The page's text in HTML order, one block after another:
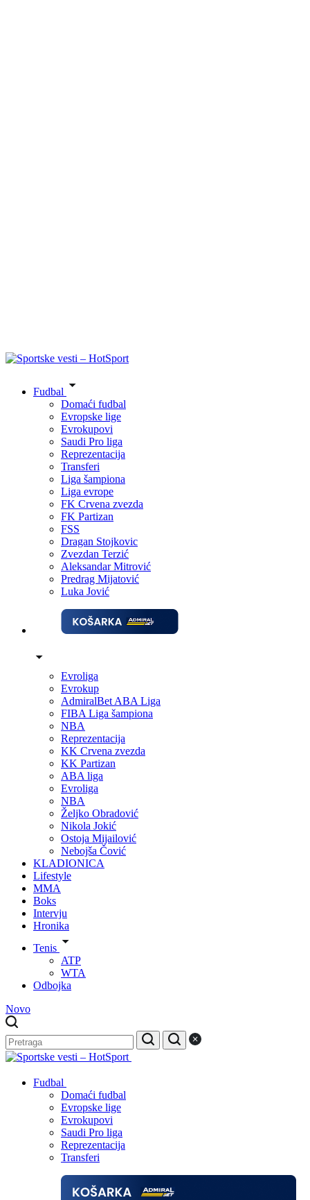
Fudbal
Domaći fudbal
Evropske lige
Evrokupovi
Saudi Pro liga
Reprezentacija
Transferi
Liga šampiona
Liga evrope
FK Crvena zvezda
FK Partizan
FSS
Dragan Stojkovic
Zvezdan Terzić
Aleksandar Mitrović
Predrag Mijatović
Luka Jović
Evroliga
Evrokup
AdmiralBet ABA Liga
FIBA Liga šampiona
NBA
Reprezentacija
KK Crvena zvezda
KK Partizan
ABA liga
Evroliga
NBA
Željko Obradović
Nikola Jokić
Ostoja Mijailović
Nebojša Čović
KLADIONICA
Lifestyle
MMA
Boks
Intervju
Hronika
Tenis
ATP
WTA
Odbojka
Novo
Fudbal
Domaći fudbal
Evropske lige
Evrokupovi
Saudi Pro liga
Reprezentacija
Transferi